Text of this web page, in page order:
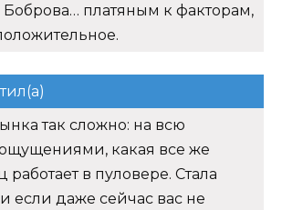
платяным к факторам,
так сложно: на всю
какая все же
в пуловере. Стала
если даже сейчас вас не